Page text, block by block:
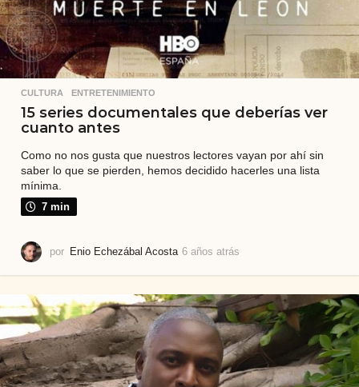
CULTURA ,ENTRETENIMIENTO
15 series documentales que deberías ver
cuanto antes
Como no nos gusta que nuestros lectores vayan por ahí sin
saber lo que se pierden, hemos decidido hacerles una lista
mínima.
7 min
por Enio Echezábal Acosta 6 años atrás
o
s
a
t
r
á